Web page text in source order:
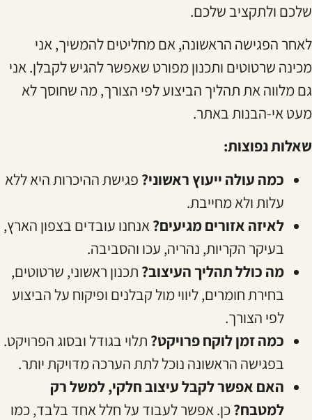
שלכם ולתקציב שלכם.
לאחר הפגישה הראשונה, אם מחליטים להמשיך, אני
מכינה שרטוטים ותכנון מפורט שאפשר להגיש לקבלן. אני
גם מלווה את תהליך הביצוע לפי הצורך, מה שחוסך לא
מעט אי-הבנות באתר.
שאלות נפוצות:
כמה עולה ייעוץ ראשוני? פגישת ההיכרות היא ללא
עלות ולא מחייבת.
לאיזה אזורים מגיעים?אנחנו עובדים בצפון הארץ,
בעיקר הקריות, נהריה, עכו והסביבה.
מה כולל תהליך העיצוב? תכנון ראשוני, שרטוטים,
בחירת חומרים, ליווי מול קבלנים ופיקוח על הביצוע
לפי הצורך.
כמה זמן לוקח פרויקט? תלוי בגודל ובסוג הפרויקט.
בפגישה הראשונה נוכל לתת הערכה מדויקת יותר.
האם אפשר לקבל עיצוב חלקי, למשל רק
למטבח?כן. אפשר לעבוד על חלל אחד בלבד, כמו